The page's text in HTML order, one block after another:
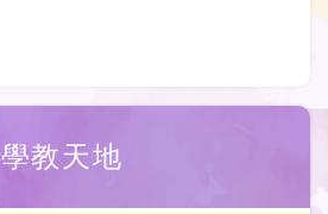
學教天地